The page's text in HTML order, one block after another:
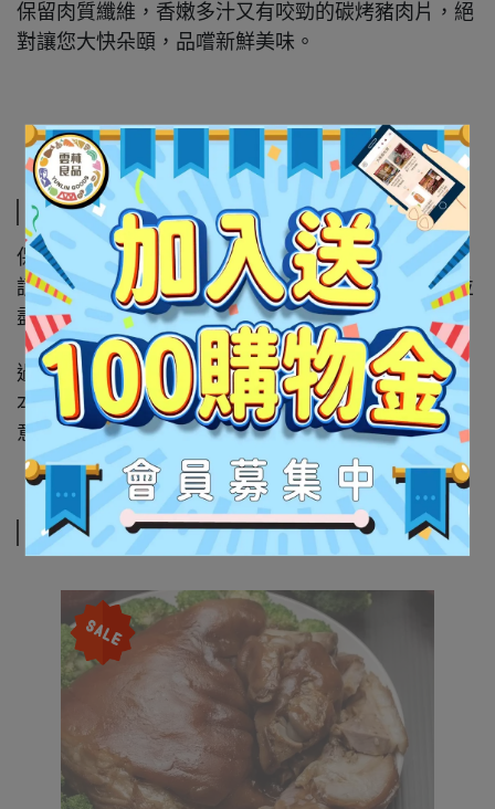
保留肉質纖維，香嫩多汁又有咬勁的碳烤豬肉片，絕
對讓您大快朵頤，品嚐新鮮美味。
規格說明
保存注意：
請置放陰涼乾燥處，避免陽光直射！開封後請冷藏並
盡速食用完畢
過敏原資訊：
本產品含有大豆、小麥成份，食物過敏體質者請留
意！
相關商品